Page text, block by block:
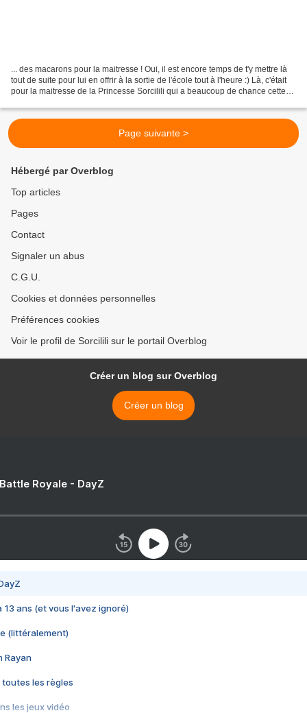
... des macarons pour la maitresse ! Oui, il est encore temps de t'y mettre là
tout de suite pour lui en offrir à la sortie de l'école tout à l'heure :) Là, c'était
pour la maitresse de la Princesse Sorcilili qui a beaucoup de chance cette
Page suivante >
Hébergé par Overblog
Top articles
Pages
Contact
Signaler un abus
C.G.U.
Cookies et données personnelles
Préférences cookies
Voir le profil de Sorcilili sur le portail Overblog
Créer un blog sur Overblog
Créer un blog
Royale - DayZ
13 ans (et vous l'avez ignoré)
(littéralement)
Rayan
toutes les règles
les jeux vidéo